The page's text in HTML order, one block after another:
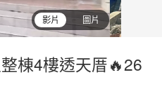
影片 圖片
棟4樓透天厝🔥26